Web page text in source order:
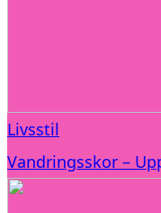
Livsstil
Vandringsskor –